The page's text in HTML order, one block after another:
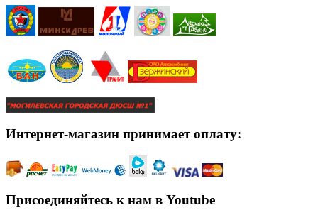
Интернет-магазин принимает оплату:
Присоединяйтесь к нам в Youtube